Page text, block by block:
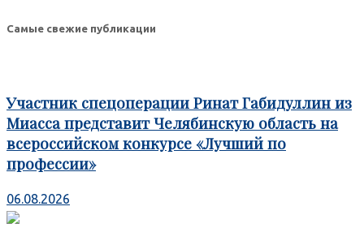
Самые свежие публикации
Участник спецоперации Ринат Габидуллин из
Миасса представит Челябинскую область на
всероссийском конкурсе «Лучший по
профессии»
06.08.2026